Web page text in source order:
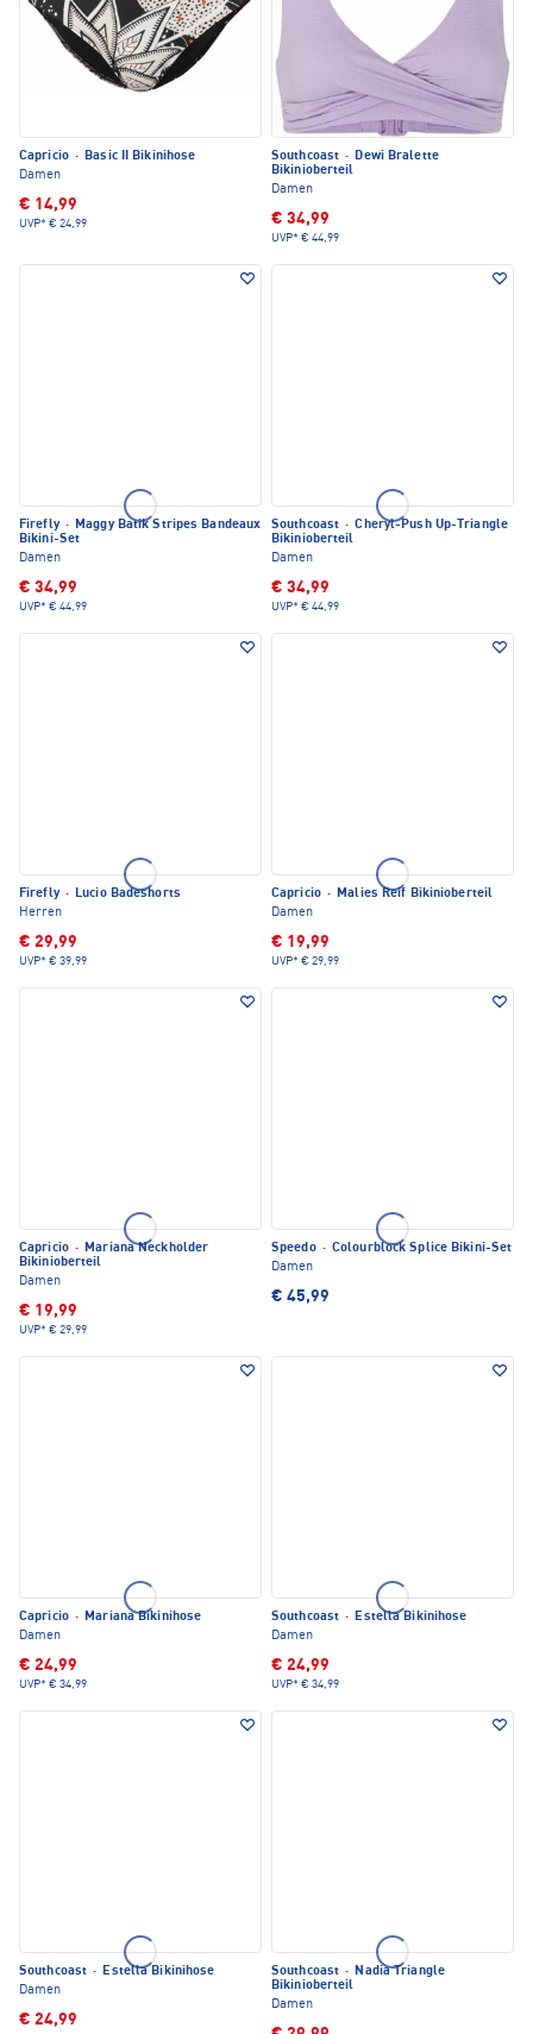
Capricio · Basic II Bikinihose
Damen
€ 14,99
UVP* € 24,99
Southcoast · Dewi Bralette
Bikinioberteil
Damen
€ 34,99
UVP* € 44,99
Firefly · Maggy Batik Stripes Bandeaux
Bikini-Set
Damen
€ 34,99
UVP* € 44,99
Southcoast · Cheryl-Push Up-Triangle
Bikinioberteil
Damen
€ 34,99
UVP* € 44,99
Firefly · Lucio Badeshorts
Herren
€ 29,99
UVP* € 39,99
Capricio · Malies Reif Bikinioberteil
Damen
€ 19,99
UVP* € 29,99
Capricio · Mariana Neckholder
Bikinioberteil
Damen
€ 19,99
UVP* € 29,99
Speedo · Colourblock Splice Bikini-Set
Damen
€ 45,99
Capricio · Mariana Bikinihose
Damen
€ 24,99
UVP* € 34,99
Southcoast · Estella Bikinihose
Damen
€ 24,99
UVP* € 34,99
Southcoast · Estella Bikinihose
Damen
€ 24,99
Southcoast · Nadia Triangle
Bikinioberteil
Damen